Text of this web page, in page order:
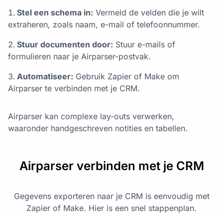
Stel een schema in: Vermeld de velden die je wilt
extraheren, zoals naam, e-mail of telefoonnummer.
Stuur documenten door: Stuur e-mails of
formulieren naar je Airparser-postvak.
Automatiseer: Gebruik Zapier of Make om
Airparser te verbinden met je CRM.
Airparser kan complexe lay-outs verwerken,
waaronder handgeschreven notities en tabellen.
Airparser verbinden met je CRM
Gegevens exporteren naar je CRM is eenvoudig met
Zapier of Make. Hier is een snel stappenplan.